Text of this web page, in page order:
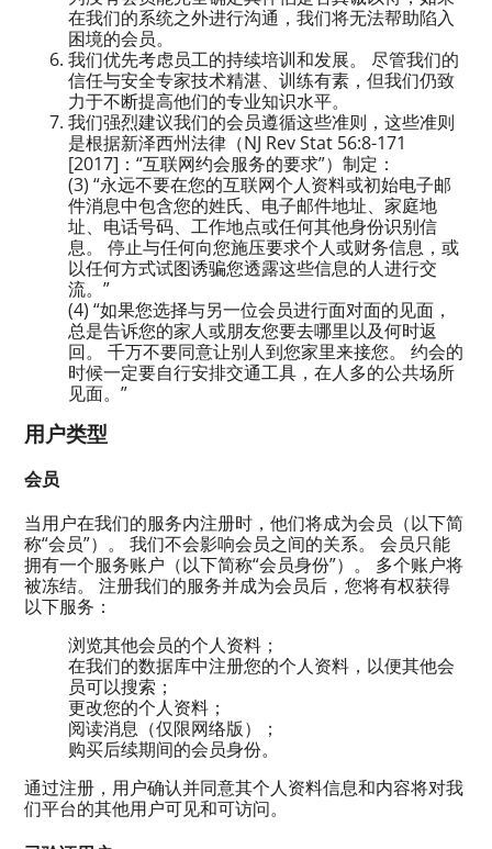
在我们的系统之外进行沟通，我们将无法帮助陷入
困境的会员。
我们优先考虑员工的持续培训和发展。 尽管我们的
信任与安全专家技术精湛、训练有素，但我们仍致
力于不断提高他们的专业知识水平。
我们强烈建议我们的会员遵循这些准则，这些准则
是根据新泽西州法律（NJ Rev Stat 56:8-171
[2017]：“互联网约会服务的要求”）制定：
(3) “永远不要在您的互联网个人资料或初始电子邮
件消息中包含您的姓氏、电子邮件地址、家庭地
址、电话号码、工作地点或任何其他身份识别信
息。 停止与任何向您施压要求个人或财务信息，或
以任何方式试图诱骗您透露这些信息的人进行交
流。”
(4) “如果您选择与另一位会员进行面对面的见面，
总是告诉您的家人或朋友您要去哪里以及何时返
回。 千万不要同意让别人到您家里来接您。 约会的
时候一定要自行安排交通工具，在人多的公共场所
见面。”
用户类型
会员
当用户在我们的服务内注册时，他们将成为会员（以下简
称“会员”）。 我们不会影响会员之间的关系。 会员只能
拥有一个服务账户（以下简称“会员身份”）。 多个账户将
被冻结。 注册我们的服务并成为会员后，您将有权获得
以下服务：
浏览其他会员的个人资料；
在我们的数据库中注册您的个人资料，以便其他会
员可以搜索；
更改您的个人资料；
阅读消息（仅限网络版）；
购买后续期间的会员身份。
通过注册，用户确认并同意其个人资料信息和内容将对我
们平台的其他用户可见和可访问。